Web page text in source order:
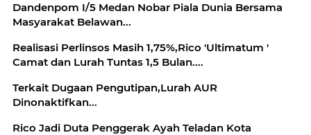
Dandenpom I/5 Medan Nobar Piala Dunia Bersama
Masyarakat Belawan...
Realisasi Perlinsos Masih 1,75%,Rico 'Ultimatum '
Camat dan Lurah Tuntas 1,5 Bulan....
Terkait Dugaan Pengutipan,Lurah AUR
Dinonaktifkan...
Rico Jadi Duta Penggerak Ayah Teladan Kota